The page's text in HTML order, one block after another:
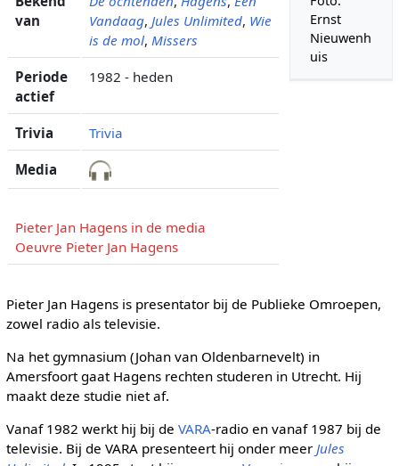
Ernst
Nieuwenh
uis
van
Vandaag, Jules Unlimited, Wie
is de mol, Missers
Periode
actief
1982 - heden
Trivia Trivia
Media
Pieter Jan Hagens in de media
Oeuvre Pieter Jan Hagens
Pieter Jan Hagens is presentator bij de Publieke Omroepen,
zowel radio als televisie.
Na het gymnasium (Johan van Oldenbarnevelt) in
Amersfoort gaat Hagens rechten studeren in Utrecht. Hij
maakt deze studie niet af.
Vanaf 1982 werkt hij bij de VARA-radio en vanaf 1987 bij de
televisie. Bij de VARA presenteert hij onder meer Jules